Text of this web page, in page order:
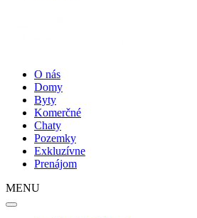
O nás
Domy
Byty
Komerčné
Chaty
Pozemky
Exkluzívne
Prenájom
MENU